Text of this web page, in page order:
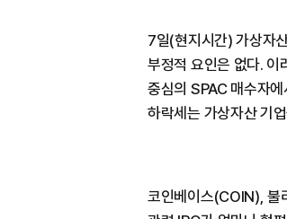
7일(현지시간) 가상자
부정적 요인은 없다. 이
중심의 SPAC 매수자
하락세는 가상자산 기
코인베이스(COIN),